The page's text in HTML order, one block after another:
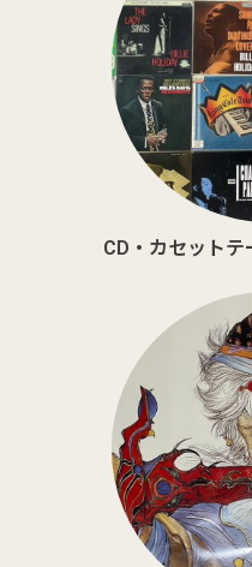
CD・カセットテ